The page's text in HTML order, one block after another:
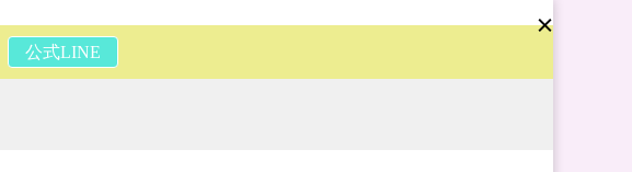
公式LINE